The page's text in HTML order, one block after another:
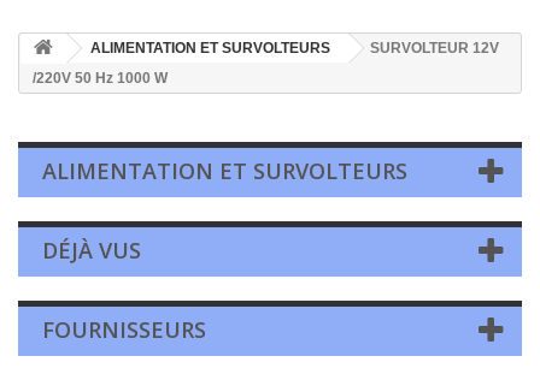
ALIMENTATION ET SURVOLTEURS
SURVOLTEUR 12V
/220V 50 Hz 1000 W
ALIMENTATION ET SURVOLTEURS
DÉJÀ VUS
FOURNISSEURS